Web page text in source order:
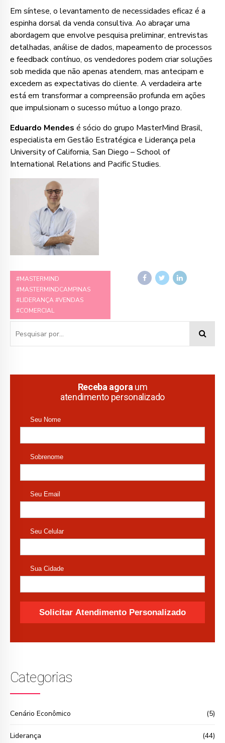
Em síntese, o levantamento de necessidades eficaz é a
espinha dorsal da venda consultiva. Ao abraçar uma
abordagem que envolve pesquisa preliminar, entrevistas
detalhadas, análise de dados, mapeamento de processos
e feedback contínuo, os vendedores podem criar soluções
sob medida que não apenas atendem, mas antecipam e
excedem as expectativas do cliente. A verdadeira arte
está em transformar a compreensão profunda em ações
que impulsionam o sucesso mútuo a longo prazo.
Eduardo Mendes é sócio do grupo MasterMind Brasil,
especialista em Gestão Estratégica e Liderança pela
University of California, San Diego – School of
International Relations and Pacific Studies.
#MASTERMIND
#MASTERMINDCAMPINAS
#LIDERANÇA #VENDAS
#COMERCIAL
Receba agora um
atendimento personalizado
Categorias
Cenário Econômico (5)
Liderança (44)